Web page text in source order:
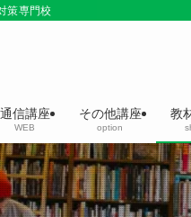
策専門校
通信講座
WEB
その他講座
option
教